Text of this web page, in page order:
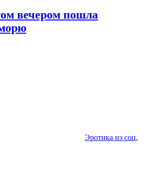
вечером пошла
Эротика из соц.